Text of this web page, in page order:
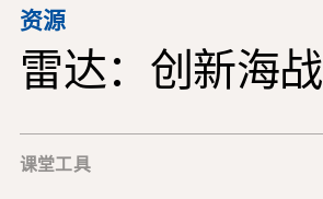
教师资源
课堂工具
研究所
资源
雷达：创新海战
课堂工具